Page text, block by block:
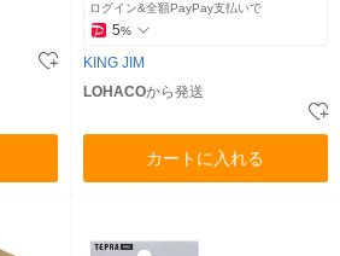
ログイン&全額PayPay支払いで
5%
KING JIM
LOHACOから発送
カートに入れる